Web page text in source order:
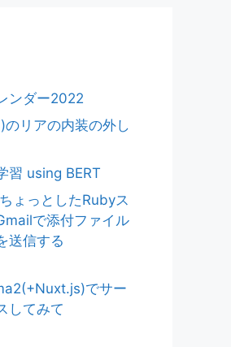
ンダー2022
リアの内装の外し
習 using BERT
ょっとしたRubyス
で添付ファイル
送信する
でサー
してみて